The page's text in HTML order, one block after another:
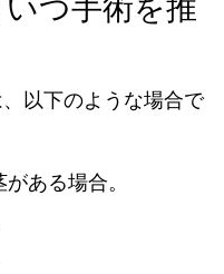
以下のような場合で
ある場合。